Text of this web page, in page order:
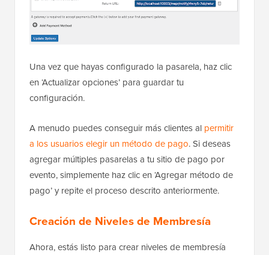
Una vez que hayas configurado la pasarela, haz clic
en ‘Actualizar opciones’ para guardar tu
configuración.
A menudo puedes conseguir más clientes al permitir
a los usuarios elegir un método de pago. Si deseas
agregar múltiples pasarelas a tu sitio de pago por
evento, simplemente haz clic en ‘Agregar método de
pago’ y repite el proceso descrito anteriormente.
Creación de Niveles de Membresía
Ahora, estás listo para crear niveles de membresía